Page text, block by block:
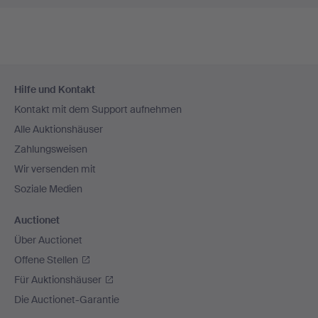
Navigation
Hilfe und Kontakt
Kontakt mit dem Support aufnehmen
Alle Auktionshäuser
Zahlungsweisen
Wir versenden mit
Soziale Medien
Auctionet
Über Auctionet
Offene Stellen
Für Auktionshäuser
Die Auctionet-Garantie